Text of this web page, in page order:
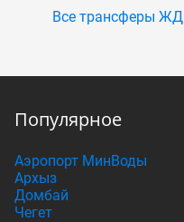
Все трансферы ЖД
Популярное
Аэропорт МинВоды
Архыз
Домбай
Чегет